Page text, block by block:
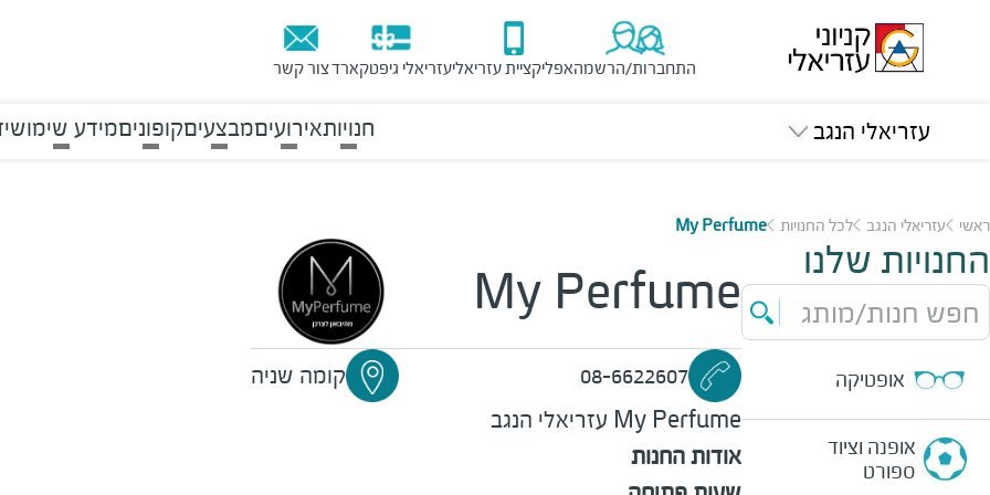
התחברות/הרשמהאפליקציית עזריאליעזריאלי גיפטקארדצור קשר
עזריאלי הנגב חנויותאירועיםמבצעיםקופוניםמידע שימושי
ראשי עזריאלי הנגב לכל החנויות My Perfume
החנויות שלנו
חפש חנות/מותג
אופטיקה
אופנה וציוד
ספורט
My Perfume
08-6622607
קומה שניה
My Perfume עזריאלי הנגב
אודות החנות